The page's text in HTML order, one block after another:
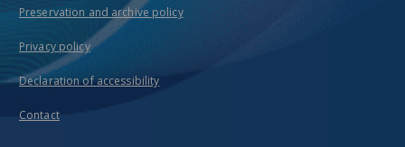
Preservation and archive policy
Privacy policy
Declaration of accessibility
Contact